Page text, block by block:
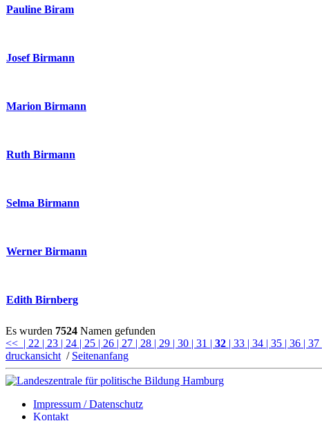
Pauline Biram
Josef Birmann
Marion Birmann
Ruth Birmann
Selma Birmann
Werner Birmann
Edith Birnberg
Es wurden 7524 Namen gefunden
<< | 22 | 23 | 24 | 25 | 26 | 27 | 28 | 29 | 30 | 31 | 32 | 33 | 34 | 35 | 36 | 37
druckansicht / Seitenanfang
Impressum / Datenschutz
Kontakt